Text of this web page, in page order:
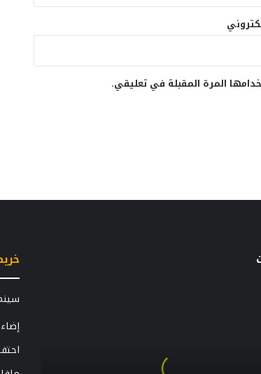
المرة المقبلة في تعليقي.